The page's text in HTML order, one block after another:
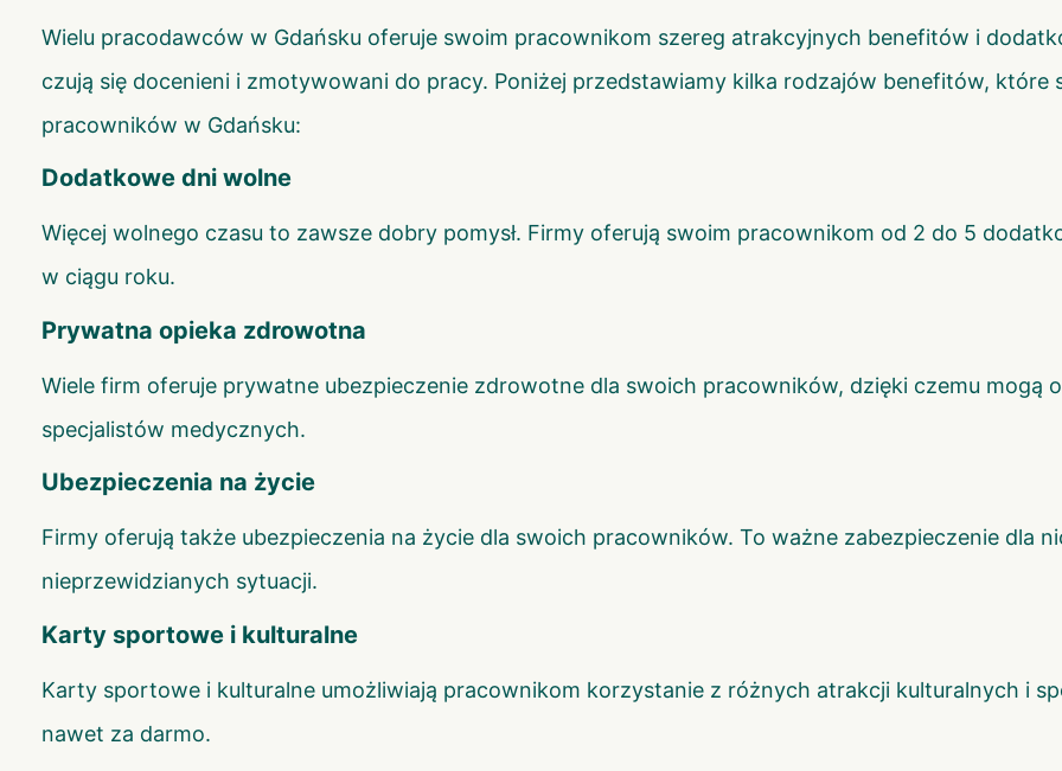
Wielu pracodawców w Gdańsku oferuje swoim pracownikom szereg atrakcyjnych benefitów i
czują się docenieni i zmotywowani do pracy. Poniżej przedstawiamy kilka rodzajów benefitów, które
pracowników w Gdańsku:
Dodatkowe dni wolne
Więcej wolnego czasu to zawsze dobry pomysł. Firmy oferują swoim pracownikom od 2 do 5
w ciągu roku.
Prywatna opieka zdrowotna
Wiele firm oferuje prywatne ubezpieczenie zdrowotne dla swoich pracowników, dzięki czemu mogą
specjalistów medycznych.
Ubezpieczenia na życie
Firmy oferują także ubezpieczenia na życie dla swoich pracowników. To ważne zabezpieczenie dla
nieprzewidzianych sytuacji.
Karty sportowe i kulturalne
Karty sportowe i kulturalne umożliwiają pracownikom korzystanie z różnych atrakcji kulturalnych i
nawet za darmo.